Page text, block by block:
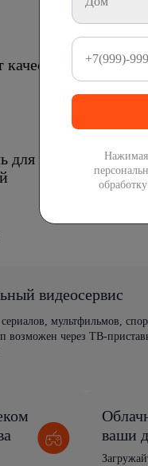
для
Wi-
видеосервис
мультфильмов,
возможен через ТВ-
ваши